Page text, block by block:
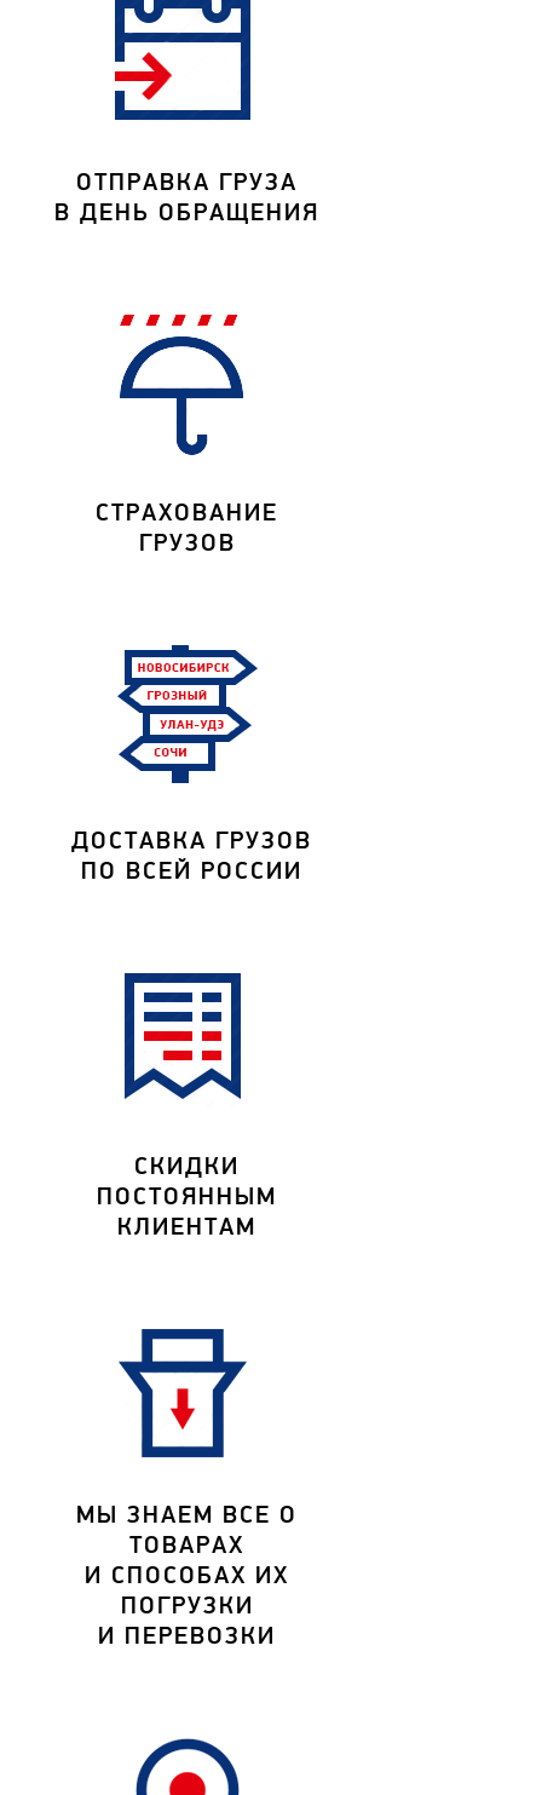
ОТПРАВКА ГРУЗА
В ДЕНЬ ОБРАЩЕНИЯ
СТРАХОВАНИЕ
ГРУЗОВ
ДОСТАВКА ГРУЗОВ
ПО ВСЕЙ РОССИИ
СКИДКИ
ПОСТОЯННЫМ
КЛИЕНТАМ
МЫ ЗНАЕМ ВСЕ О
ТОВАРАХ
И СПОСОБАХ ИХ
ПОГРУЗКИ
И ПЕРЕВОЗКИ